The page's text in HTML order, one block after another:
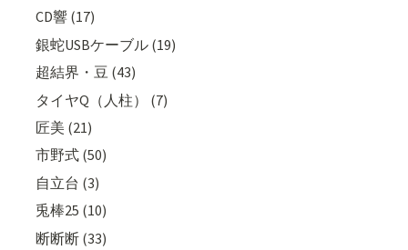
CD響 (17)
銀蛇USBケーブル (19)
超結界・豆 (43)
タイヤQ（人柱） (7)
匠美 (21)
市野式 (50)
自立台 (3)
兎棒25 (10)
断断断 (33)